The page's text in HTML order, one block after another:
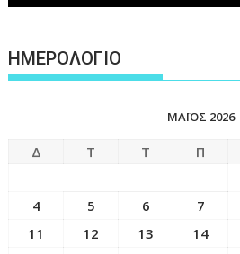
ΗΜΕΡΟΛΟΓΙΟ
ΜΆΙΟΣ 2026
Δ Τ Τ Π
4
5 6 7
11
12 13 14